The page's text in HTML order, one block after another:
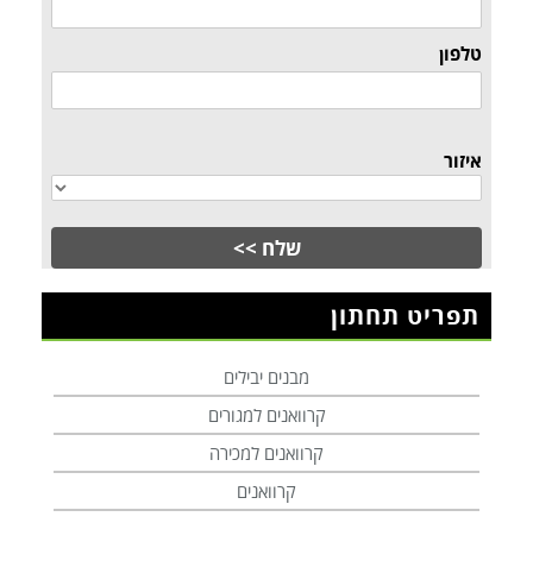
טלפון
איזור
תפריט תחתון
מבנים יבילים
קרוואנים למגורים
קרוואנים למכירה
קרוואנים